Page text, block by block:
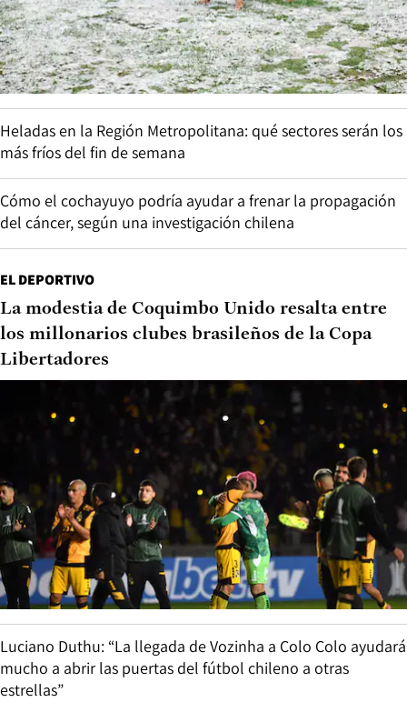
Heladas en la Región Metropolitana: qué sectores serán los
más fríos del fin de semana
Cómo el cochayuyo podría ayudar a frenar la propagación
del cáncer, según una investigación chilena
EL DEPORTIVO
La modestia de Coquimbo Unido resalta entre
los millonarios clubes brasileños de la Copa
Libertadores
Luciano Duthu: “La llegada de Vozinha a Colo Colo ayudará
mucho a abrir las puertas del fútbol chileno a otras
estrellas”